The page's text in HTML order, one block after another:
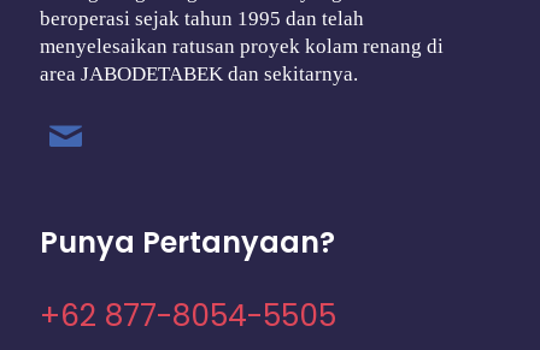
beroperasi sejak tahun 1995 dan telah
menyelesaikan ratusan proyek kolam renang di
area JABODETABEK dan sekitarnya.
Punya Pertanyaan?
+62 877-8054-5505